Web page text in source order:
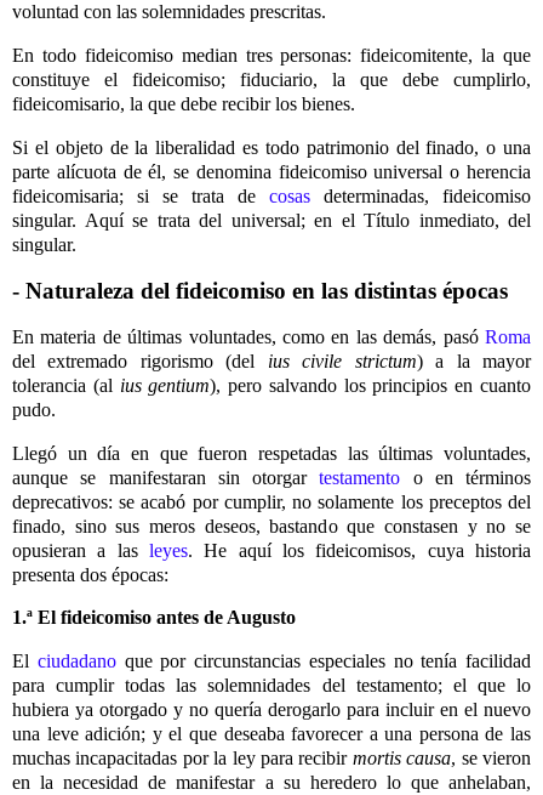
voluntad con las solemnidades prescritas.
En todo fideicomiso median tres personas: fideicomitente, la que
constituye el fideicomiso; fiduciario, la que debe cumplirlo,
fideicomisario, la que debe recibir los bienes.
Si el objeto de la liberalidad es todo patrimonio del finado, o una
parte alícuota de él, se denomina fideicomiso universal o herencia
fideicomisaria; si se trata de cosas determinadas, fideicomiso
singular. Aquí se trata del universal; en el Título inmediato, del
singular.
- Naturaleza del fideicomiso en las distintas épocas
En materia de últimas voluntades, como en las demás, pasó Roma
del extremado rigorismo (del ius civile strictum) a la mayor
tolerancia (al ius gentium), pero salvando los principios en cuanto
pudo.
Llegó un día en que fueron respetadas las últimas voluntades,
aunque se manifestaran sin otorgartestamento o en términos
deprecativos: se acabó por cumplir, no solamente los preceptos del
finado, sino sus meros deseos, bastando que constasen y no se
opusieran a las leyes. He aquí los fideicomisos, cuya historia
presenta dos épocas:
1.ª El fideicomiso antes de Augusto
El ciudadanoque por circunstancias especiales no tenía facilidad
para cumplir todas las solemnidades del testamento; el que lo
hubiera ya otorgado y no quería derogarlo para incluir en el nuevo
una leve adición; y el que deseaba favorecer a una persona de las
muchas incapacitadas por la ley para recibir mortis causa, se vieron
en la necesidad de manifestar a su heredero lo que anhelaban,